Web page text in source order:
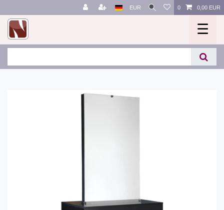
EUR 0 0,00 EUR
☰